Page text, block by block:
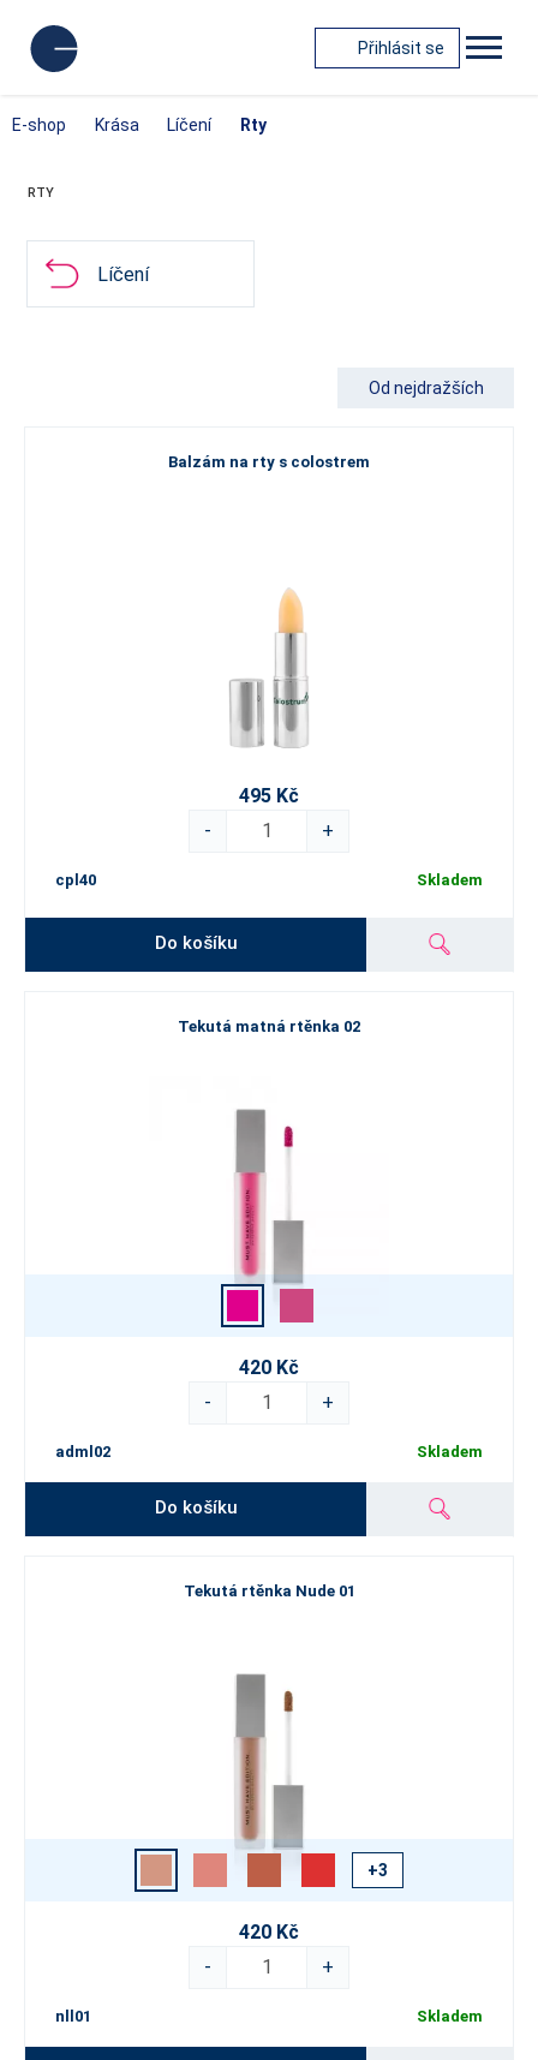
Přihlásit se
E-shop Krása Líčení Rty
RTY
Líčení
Od nejdražších
Balzám na rty s colostrem
495 Kč
-
+
cpl40 Skladem
Do košíku
Tekutá matná rtěnka 02
420 Kč
-
+
adml02 Skladem
Do košíku
Tekutá rtěnka Nude 01
+3
420 Kč
-
+
nll01 Skladem